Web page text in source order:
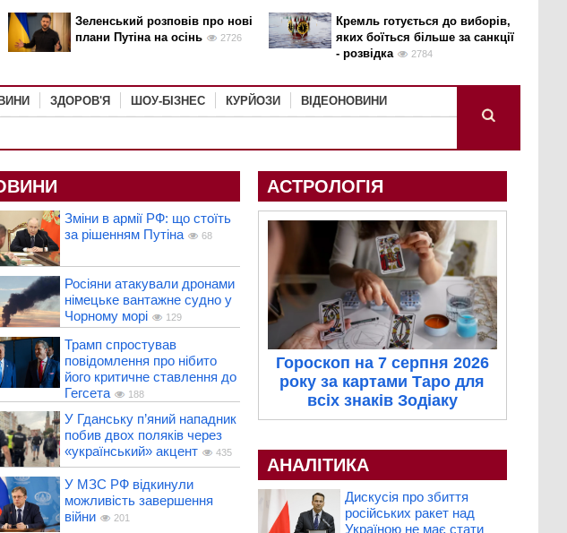
Зеленський розповів про нові
плани Путіна на осінь
2726
Кремль готується до виборів,
яких боїться більше за санкції
- розвідка
2784
ЗДОРОВ'Я ШОУ-БІЗНЕС КУРЙОЗИ ВІДЕОНОВИНИ
Зміни в армії РФ: що стоїть
за рішенням Путіна
68
Росіяни атакували дронами
німецьке вантажне судно у
Чорному морі
129
Трамп спростував
повідомлення про нібито
його критичне ставлення до
Гегсета
188
У Гданську п’яний нападник
побив двох поляків через
«український» акцент
435
У МЗС РФ відкинули
можливість завершення
війни
201
АСТРОЛОГІЯ
Гороскоп на 7 серпня 2026
року за картами Таро для
всіх знаків Зодіаку
АНАЛІТИКА
Дискусія про збиття
російських ракет над
Україною не має стати